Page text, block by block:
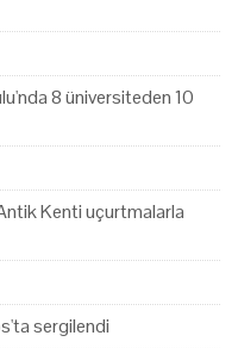
8 üniversiteden 10
Kenti uçurtmalarla
sergilendi